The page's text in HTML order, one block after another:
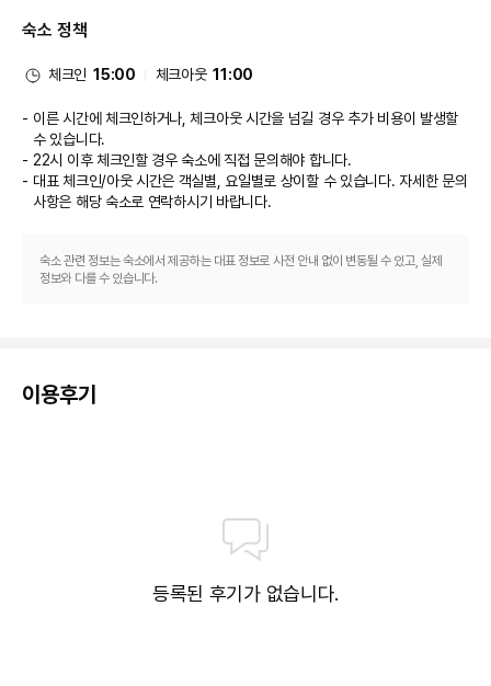
즐겨보세요. 여기에는 다양한 음료가 제공되는 바/라운지 및 탁 트인 정원 전
실 수 있습니다. 아침 식사(유럽식)를 매일 06:30 ~ 10:30에 유료로 이용하
비즈니스, 기타 편의시설
대표적인 편의 시설과 서비스로는 간편 체크인, 간편 체크아웃, 24시간 운영
되는 프런트 데스크 등이 있습니다. 시설 내에서 셀프 주차(요금 별도) 이용이
가능합니다.
숙소 정책
체크인 15:00 체크아웃 11:00
이른 시간에 체크인하거나, 체크아웃 시간을 넘길 경우 추가 비용이 발생할
수 있습니다.
22시 이후 체크인할 경우 숙소에 직접 문의해야 합니다.
대표 체크인/아웃 시간은 객실별, 요일별로 상이할 수 있습니다. 자세한 문의
사항은 해당 숙소로 연락하시기 바랍니다.
숙소 관련 정보는 숙소에서 제공하는 대표 정보로 사전 안내 없이 변동될 수 있고, 실제
정보와 다를 수 있습니다.
이용후기
등록된 후기가 없습니다.